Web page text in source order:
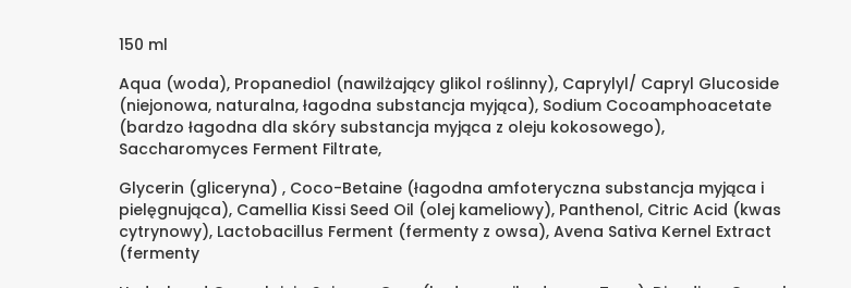
150 ml
Aqua (woda), Propanediol (nawilżający glikol roślinny), Caprylyl/ Capryl Glucoside
(niejonowa, naturalna, łagodna substancja myjąca), Sodium Cocoamphoacetate
(bardzo łagodna dla skóry substancja myjąca z oleju kokosowego),
Saccharomyces Ferment Filtrate,
Glycerin (gliceryna) , Coco-Betaine (łagodna amfoteryczna substancja myjąca i
pielęgnująca), Camellia Kissi Seed Oil (olej kameliowy), Panthenol, Citric Acid (kwas
cytrynowy), Lactobacillus Ferment (fermenty z owsa), Avena Sativa Kernel Extract
(fermenty